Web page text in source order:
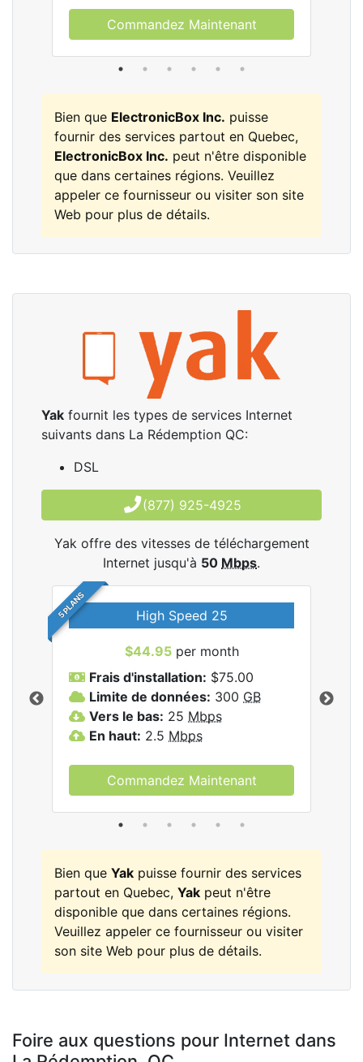
Commandez Maintenant
Bien que ElectronicBox Inc. puisse
fournir des services partout en Quebec,
ElectronicBox Inc. peut n'être disponible
que dans certaines régions. Veuillez
appeler ce fournisseur ou visiter son site
Web pour plus de détails.
Yak fournit les types de services Internet
suivants dans La Rédemption QC:
DSL
(877) 925-4925
Yak offre des vitesses de téléchargement
Internet jusqu'à 50 Mbps.
5 PLANS High Speed 25
$44.95per month
Frais d'installation: $75.00
Limite de données: 300 GB
Vers le bas: 25 Mbps
En haut: 2.5 Mbps
Commandez Maintenant
Bien que Yak puisse fournir des services
partout en Quebec, Yak peut n'être
disponible que dans certaines régions.
Veuillez appeler ce fournisseur ou visiter
son site Web pour plus de détails.
Foire aux questions pour Internet dans